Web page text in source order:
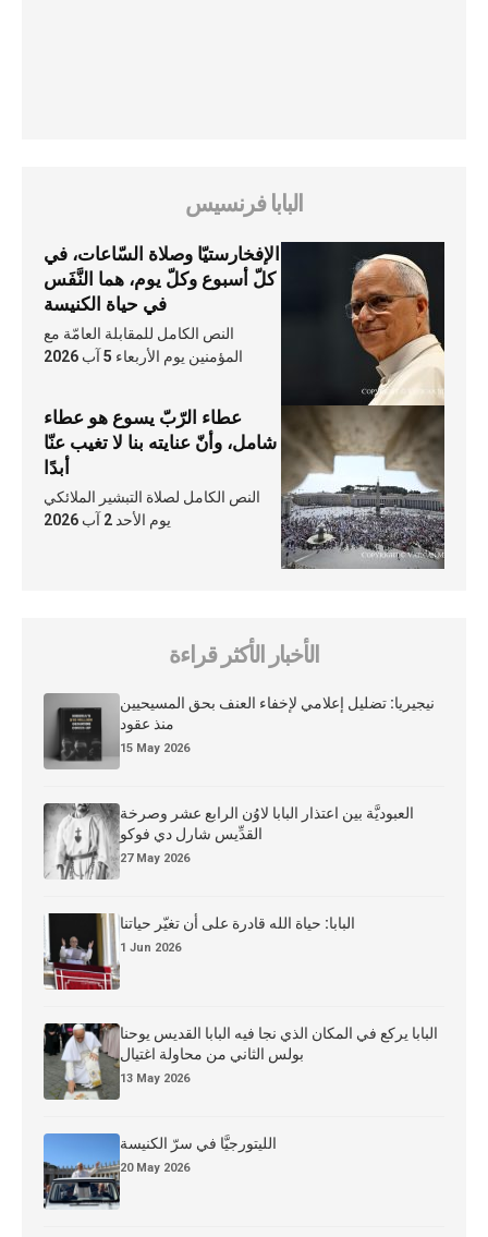
البابا فرنسيس
الإفخارستيّا وصلاة السّاعات، في
كلّ أسبوع وكلّ يوم، هما النَّفَس
في حياة الكنيسة
النص الكامل للمقابلة العامّة مع
المؤمنين يوم الأربعاء 5 آب 2026
عطاء الرّبّ يسوع هو عطاء
شامل، وأنّ عنايته بنا لا تغيب عنّا
أبدًا
النص الكامل لصلاة التبشير الملائكي
يوم الأحد 2 آب 2026
الأخبار الأكثر قراءة
نيجيريا: تضليل إعلامي لإخفاء العنف بحق المسيحيين
منذ عقود
15 May 2026
العبوديَّة بين اعتذار البابا لاوُن الرابع عشر وصرخة
القدِّيس شارل دي فوكو
27 May 2026
البابا: حياة الله قادرة على أن تغيّر حياتنا
1 Jun 2026
البابا يركع في المكان الذي نجا فيه البابا القديس يوحنا
بولس الثاني من محاولة اغتيال
13 May 2026
الليتورجيَّا في سرّ الكنيسة
20 May 2026